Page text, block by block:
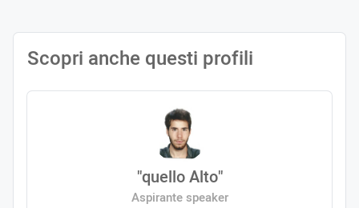
Scopri anche questi profili
"quello Alto"
Aspirante speaker